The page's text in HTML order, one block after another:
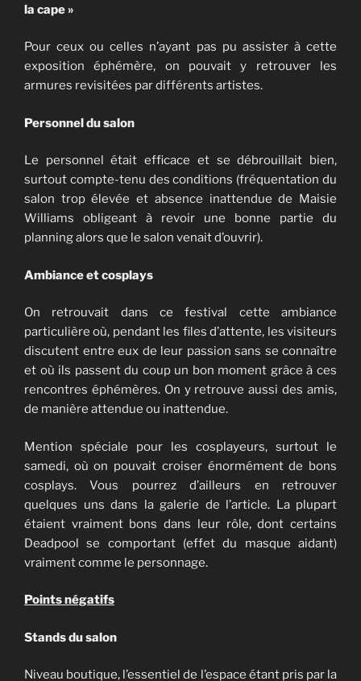
la cape »
Pour ceux ou celles n’ayant pas pu assister à cette
exposition éphémère, on pouvait y retrouver les
armures revisitées par différents artistes.
Personnel du salon
Le personnel était efficace et se débrouillait bien,
surtout compte-tenu des conditions (fréquentation du
salon trop élevée et absence inattendue de Maisie
Williams obligeant à revoir une bonne partie du
planning alors que le salon venait d’ouvrir).
Ambiance et cosplays
On retrouvait dans ce festival cette ambiance
particulière où, pendant les files d’attente, les visiteurs
discutent entre eux de leur passion sans se connaître
et où ils passent du coup un bon moment grâce à ces
rencontres éphémères. On y retrouve aussi des amis,
de manière attendue ou inattendue.
Mention spéciale pour les cosplayeurs, surtout le
samedi, où on pouvait croiser énormément de bons
cosplays. Vous pourrez d’ailleurs en retrouver
quelques uns dans la galerie de l’article. La plupart
étaient vraiment bons dans leur rôle, dont certains
Deadpool se comportant (effet du masque aidant)
vraiment comme le personnage.
Points négatifs
Stands du salon
Niveau boutique, l’essentiel de l’espace étant pris par la